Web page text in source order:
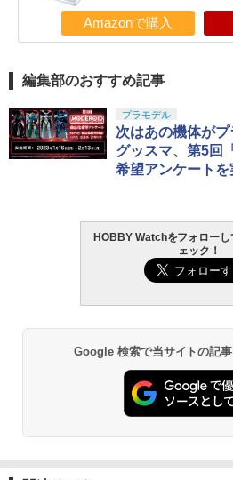
Amazonで購入
編集部のおすすめ記事
プラモデル
次はあの機体がプ
グッスマ、第5回
希望アンケートを
HOBBY Watchをフォローし
ェック！
Google 検索で当サイトの記